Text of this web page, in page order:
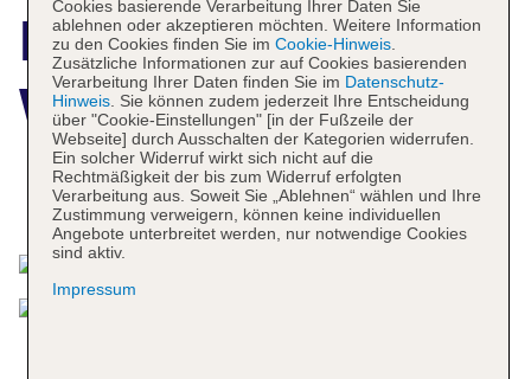
Holiday Inn
Waterfront
Das bietet Ihre Unterkunft
Cookies basierende Verarbeitung Ihrer Daten Sie
ablehnen oder akzeptieren möchten. Weitere Information
zu den Cookies finden Sie im Cookie-Hinweis.
Zusätzliche Informationen zur auf Cookies basierenden
Verarbeitung Ihrer Daten finden Sie im Datenschutz-
Hinweis. Sie können zudem jederzeit Ihre Entscheidung
über "Cookie-Einstellungen" [in der Fußzeile der
Webseite] durch Ausschalten der Kategorien widerrufen.
Ein solcher Widerruf wirkt sich nicht auf die
Rechtmäßigkeit der bis zum Widerruf erfolgten
Verarbeitung aus. Soweit Sie „Ablehnen“ wählen und Ihre
Zustimmung verweigern, können keine individuellen
Angebote unterbreitet werden, nur notwendige Cookies
sind aktiv.
Impressum